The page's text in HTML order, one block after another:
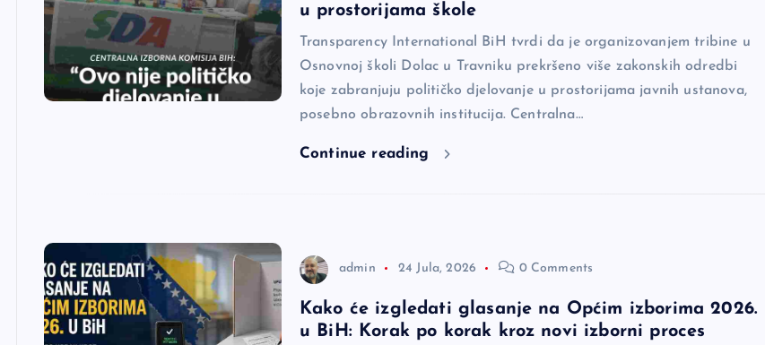
u prostorijama škole
Transparency International BiH tvrdi da je organizovanjem tribine u
Osnovnoj školi Dolac u Travniku prekršeno više zakonskih odredbi
koje zabranjuju političko djelovanje u prostorijama javnih ustanova,
posebno obrazovnih institucija. Centralna…
Continue reading
admin 24 Jula, 2026 0 Comments
Kako će izgledati glasanje na Općim izborima 2026.
u BiH: Korak po korak kroz novi izborni proces